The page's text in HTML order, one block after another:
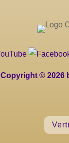
Copyright © 2026